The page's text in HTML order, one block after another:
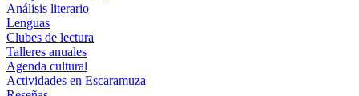
Análisis literario
Lenguas
Clubes de lectura
Talleres anuales
Agenda cultural
Actividades en Escaramuza